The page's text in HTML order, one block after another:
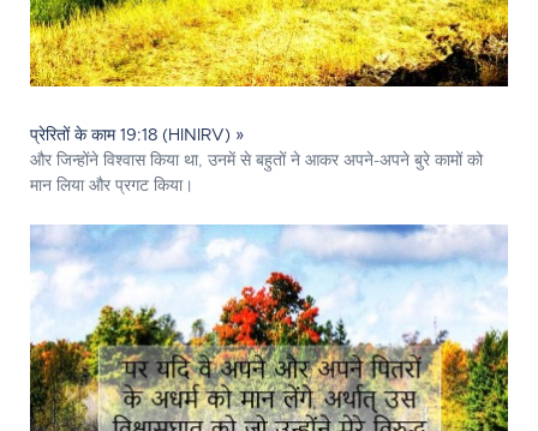
प्रेरितों के काम 19:18 (HINIRV) »
और जिन्होंने विश्वास किया था, उनमें से बहुतों ने आकर अपने-अपने बुरे कामों को
मान लिया और प्रगट किया।